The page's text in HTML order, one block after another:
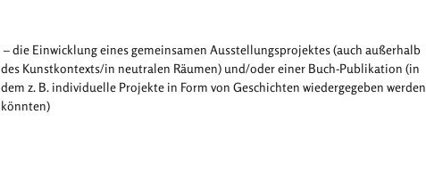
– die Einwicklung eines gemeinsamen Ausstellungsprojektes (auch außerhalb
des Kunstkontexts/in neutralen Räumen) und/oder einer Buch-Publikation (in
dem z. B. individuelle Projekte in Form von Geschichten wiedergegeben werden
könnten)